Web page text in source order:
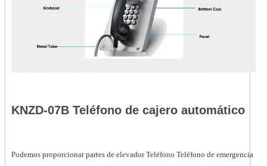
KNZD-07B Teléfono de cajero automático
Podemos proporcionar partes de elevador Teléfono Teléfono de emergencia